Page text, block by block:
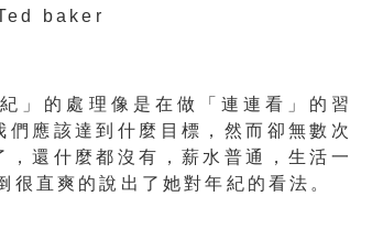
baker
」的處理像是在做「連連看」的習
應該達到什麼目標，然而卻無數次
還什麼都沒有，薪水普通，生活一
直爽的說出了她對年紀的看法。